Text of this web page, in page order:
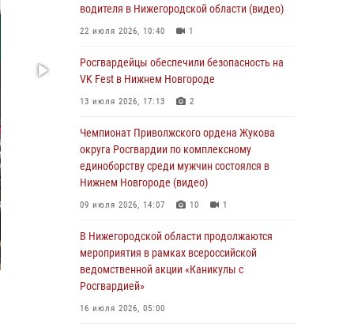
правонарушителя за стрельбу
17 июля 2026, 05:17
В Нижегородской области продолжаются
мероприятия в рамках всероссийской
ведомственной акции «Каникулы с
16 июля 2026, 05:00
Росгвардейцы обеспечили безопасность на
VK Fest в Нижнем Новгороде
13 июля 2026, 17:13 2
Нижегородские росгвардейцы за
прошедшую неделю выезжали более 750 раз
по сигналу «тревога»
13 июля 2026, 06:45
водителя в Нижегородской области (видео)
22 июля 2026, 10:40 1
Росгвардейцы обеспечили безопасность на
VK Fest в Нижнем Новгороде
13 июля 2026, 17:13 2
Чемпионат Приволжского ордена Жукова
округа Росгвардии по комплексному
единоборству среди мужчин состоялся в
Нижнем Новгороде (видео)
09 июля 2026, 14:07 10 1
В Нижегородской области продолжаются
мероприятия в рамках всероссийской
ведомственной акции «Каникулы с
Росгвардией»
16 июля 2026, 05:00